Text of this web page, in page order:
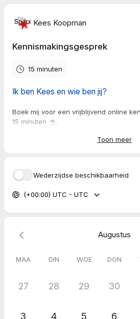
Kees Koopman
Kennismakingsgesprek
15 minuten
Ik ben Kees en wie ben jij?
Boek mij voor een vrijblijvend online
15 minuten ☕.
snijvlak van onderwijs en ICT.
Individueel of als groep.
CU! ☕☕
Toon meer
Wederzijdse beschikbaarheid
(+00:00) UTC - UTC
Augustus
MAA DIN WOE DON
27 28 29 30
3 4 5 6